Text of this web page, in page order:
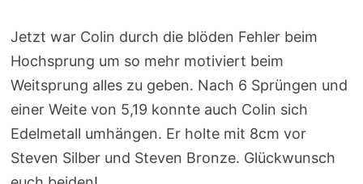
Jetzt war Colin durch die blöden Fehler beim
Hochsprung um so mehr motiviert beim
Weitsprung alles zu geben. Nach 6 Sprüngen und
einer Weite von 5,19 konnte auch Colin sich
Edelmetall umhängen. Er holte mit 8cm vor
Steven Silber und Steven Bronze. Glückwunsch